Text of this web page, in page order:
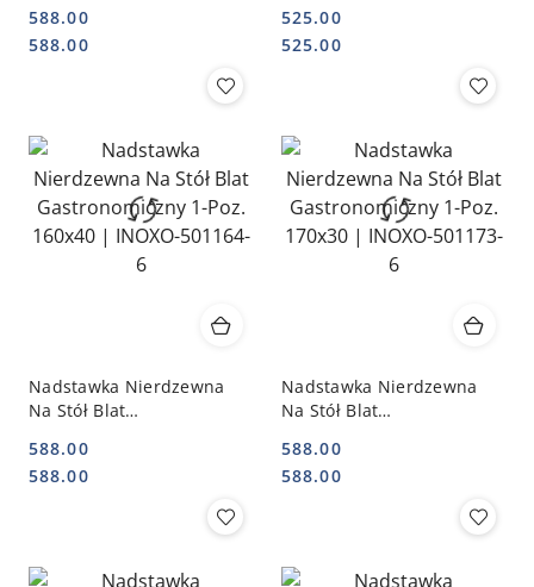
150x40 | INOXO-501154-6
Cena:
588.00
Cena:
588.00
160x30 | INOXO-501163-6
Cena:
525.00
Cena:
525.00
Nadstawka Nierdzewna
Na Stół Blat
160x40 | INOXO-501164-6
Cena:
588.00
Cena:
588.00
Nadstawka Nierdzewna
Na Stół Blat
170x30 | INOXO-501173-6
Cena:
588.00
Cena:
588.00